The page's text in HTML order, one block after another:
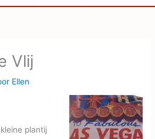
Vlij
Ellen
plantij